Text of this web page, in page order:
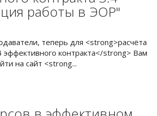
теперь для <strong>расчёта
эффективного контракта</strong> Вам
на сайт <strong...
в эффективном
май 2026 г.